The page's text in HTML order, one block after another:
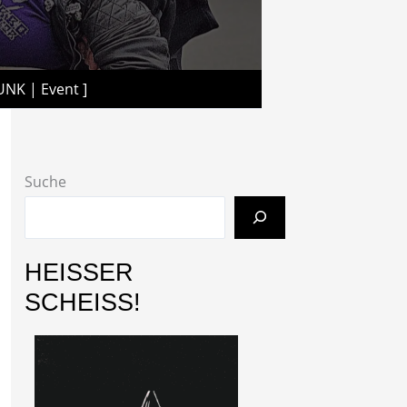
| Event ]
Suche
HEISSER
SCHEISS!